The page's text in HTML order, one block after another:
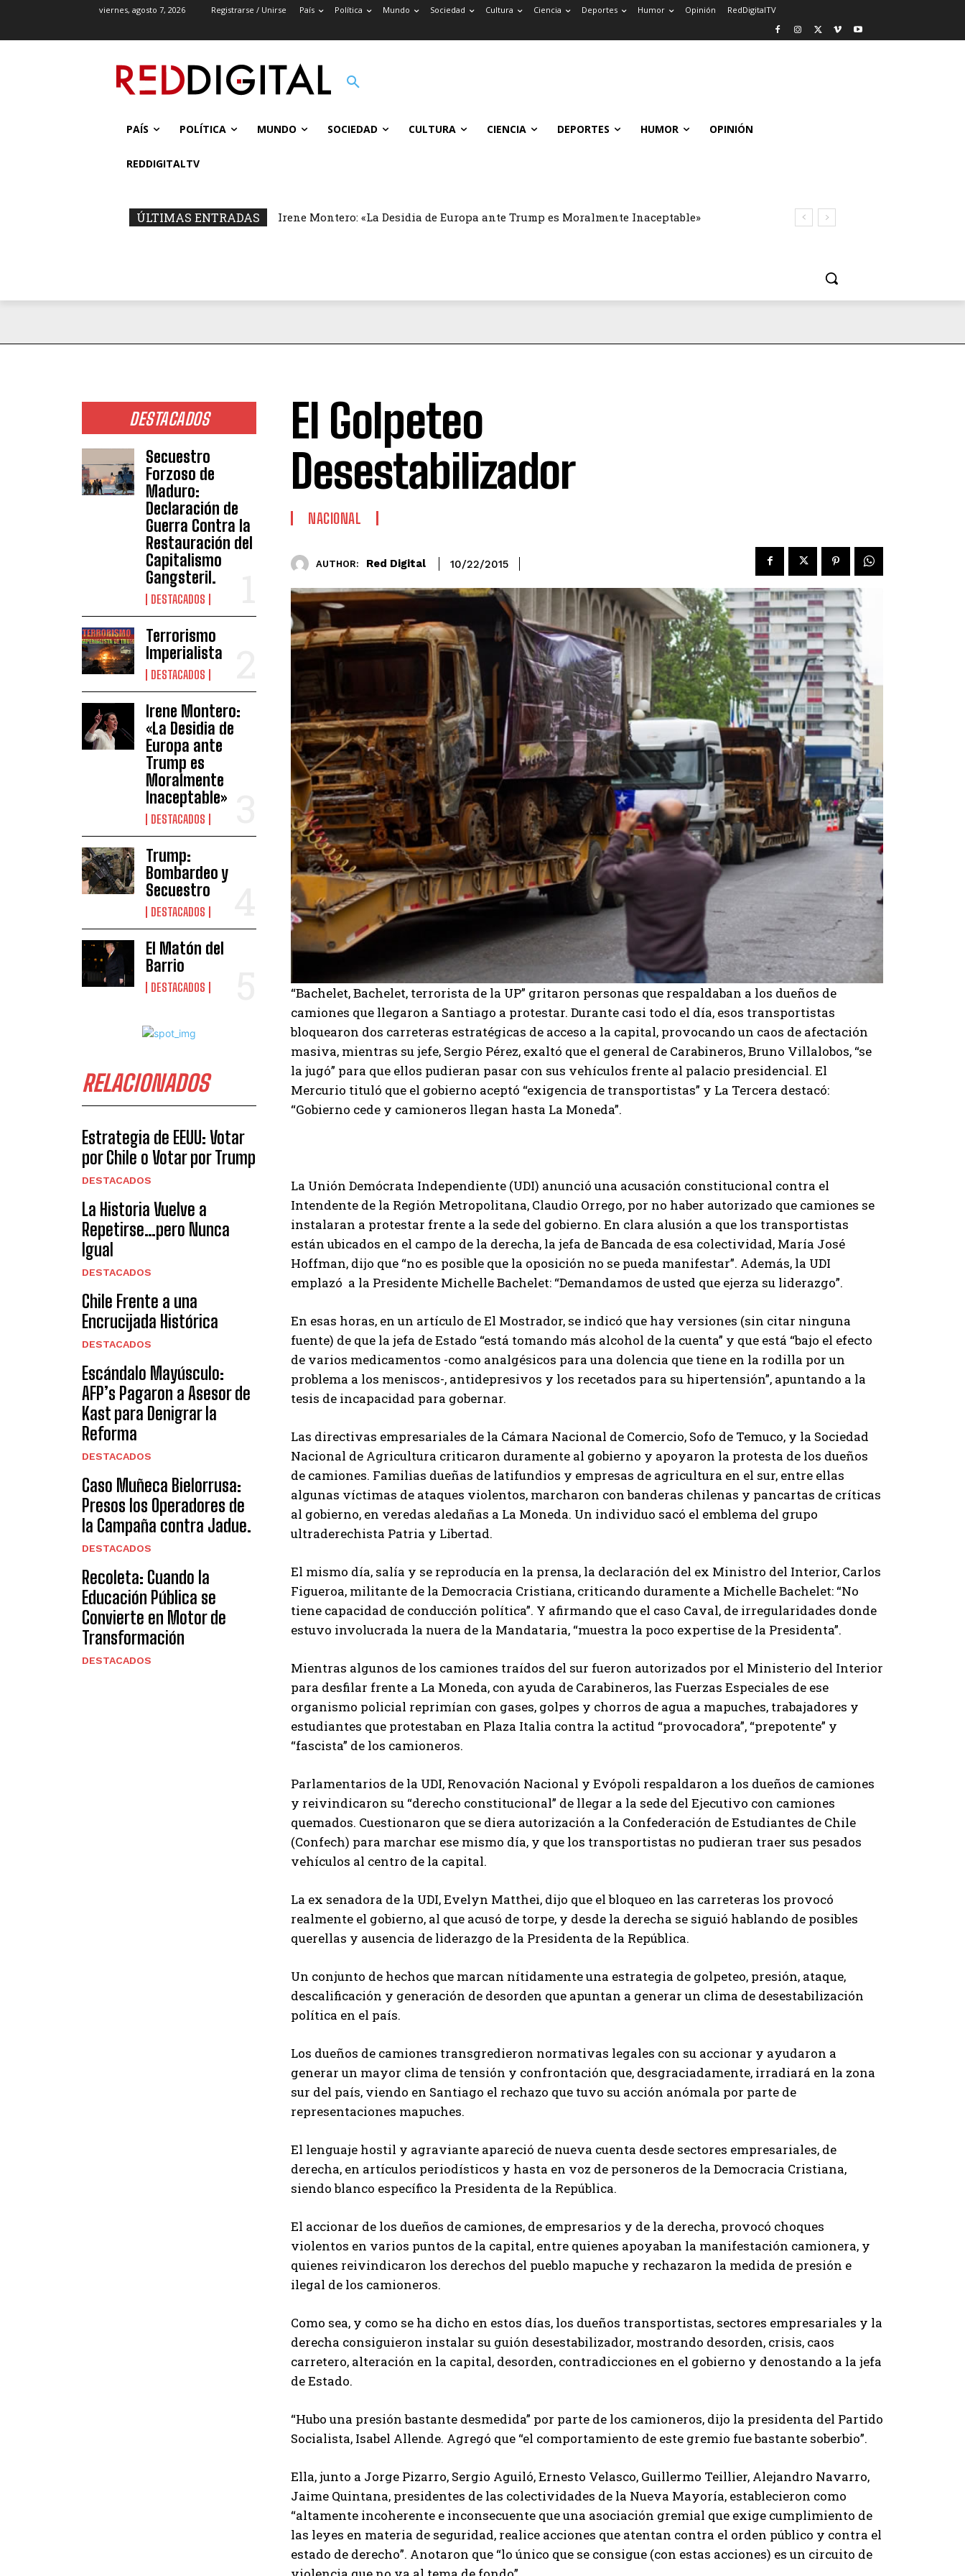
viernes, agosto 7, 2026 Registrarse / Unirse País Política Mundo Sociedad Cultura Ciencia Deportes Humor Opinión RedDigitalTV
PAÍS POLÍTICA MUNDO SOCIEDAD CULTURA CIENCIA DEPORTES HUMOR OPINIÓN
REDDIGITALTV
ÚLTIMAS ENTRADAS Irene Montero: «La Desidia de Europa ante Trump es Moralmente Inaceptable»
DESTACADOS
Secuestro
Forzoso de
Maduro:
Declaración de
Guerra Contra la
Restauración del
Capitalismo
Gangsteril.
DESTACADOS
Terrorismo
Imperialista
DESTACADOS
Irene Montero:
«La Desidia de
Europa ante
Trump es
Moralmente
Inaceptable»
DESTACADOS
Trump:
Bombardeo y
Secuestro
DESTACADOS
El Matón del
Barrio
DESTACADOS
RELACIONADOS
Estrategia de EEUU: Votar
por Chile o Votar por Trump
DESTACADOS
La Historia Vuelve a
Repetirse…pero Nunca
Igual
DESTACADOS
Chile Frente a una
Encrucijada Histórica
DESTACADOS
Escándalo Mayúsculo:
AFP’s Pagaron a Asesor de
Kast para Denigrar la
Reforma
DESTACADOS
Caso Muñeca Bielorrusa:
Presos los Operadores de
la Campaña contra Jadue.
DESTACADOS
Recoleta: Cuando la
Educación Pública se
Convierte en Motor de
Transformación
DESTACADOS
El Golpeteo
Desestabilizador
NACIONAL
AUTHOR: Red Digital 10/22/2015
“Bachelet, Bachelet, terrorista de la UP” gritaron personas que respaldaban a los dueños de
camiones que llegaron a Santiago a protestar. Durante casi todo el día, esos transportistas
bloquearon dos carreteras estratégicas de acceso a la capital, provocando un caos de afectación
masiva, mientras su jefe, Sergio Pérez, exaltó que el general de Carabineros, Bruno Villalobos, “se
la jugó” para que ellos pudieran pasar con sus vehículos frente al palacio presidencial. El
Mercurio tituló que el gobierno aceptó “exigencia de transportistas” y La Tercera destacó:
“Gobierno cede y camioneros llegan hasta La Moneda”.
La Unión Demócrata Independiente (UDI) anunció una acusación constitucional contra el
Intendente de la Región Metropolitana, Claudio Orrego, por no haber autorizado que camiones se
instalaran a protestar frente a la sede del gobierno. En clara alusión a que los transportistas
están ubicados en el campo de la derecha, la jefa de Bancada de esa colectividad, María José
Hoffman, dijo que “no es posible que la oposición no se pueda manifestar”. Además, la UDI
emplazó a la Presidente Michelle Bachelet: “Demandamos de usted que ejerza su liderazgo”.
En esas horas, en un artículo de El Mostrador, se indicó que hay versiones (sin citar ninguna
fuente) de que la jefa de Estado “está tomando más alcohol de la cuenta” y que está “bajo el efecto
de varios medicamentos -como analgésicos para una dolencia que tiene en la rodilla por un
problema a los meniscos-, antidepresivos y los recetados para su hipertensión”, apuntando a la
tesis de incapacidad para gobernar.
Las directivas empresariales de la Cámara Nacional de Comercio, Sofo de Temuco, y la Sociedad
Nacional de Agricultura criticaron duramente al gobierno y apoyaron la protesta de los dueños
de camiones. Familias dueñas de latifundios y empresas de agricultura en el sur, entre ellas
algunas víctimas de ataques violentos, marcharon con banderas chilenas y pancartas de críticas
al gobierno, en veredas aledañas a La Moneda. Un individuo sacó el emblema del grupo
ultraderechista Patria y Libertad.
El mismo día, salía y se reproducía en la prensa, la declaración del ex Ministro del Interior, Carlos
Figueroa, militante de la Democracia Cristiana, criticando duramente a Michelle Bachelet: “No
tiene capacidad de conducción política”. Y afirmando que el caso Caval, de irregularidades donde
estuvo involucrada la nuera de la Mandataria, “muestra la poco expertise de la Presidenta”.
Mientras algunos de los camiones traídos del sur fueron autorizados por el Ministerio del Interior
para desfilar frente a La Moneda, con ayuda de Carabineros, las Fuerzas Especiales de ese
organismo policial reprimían con gases, golpes y chorros de agua a mapuches, trabajadores y
estudiantes que protestaban en Plaza Italia contra la actitud “provocadora”, “prepotente” y
“fascista” de los camioneros.
Parlamentarios de la UDI, Renovación Nacional y Evópoli respaldaron a los dueños de camiones
y reivindicaron su “derecho constitucional” de llegar a la sede del Ejecutivo con camiones
quemados. Cuestionaron que se diera autorización a la Confederación de Estudiantes de Chile
(Confech) para marchar ese mismo día, y que los transportistas no pudieran traer sus pesados
vehículos al centro de la capital.
La ex senadora de la UDI, Evelyn Matthei, dijo que el bloqueo en las carreteras los provocó
realmente el gobierno, al que acusó de torpe, y desde la derecha se siguió hablando de posibles
querellas y ausencia de liderazgo de la Presidenta de la República.
Un conjunto de hechos que marcan nítidamente una estrategia de golpeteo, presión, ataque,
descalificación y generación de desorden que apuntan a generar un clima de desestabilización
política en el país.
Los dueños de camiones transgredieron normativas legales con su accionar y ayudaron a
generar un mayor clima de tensión y confrontación que, desgraciadamente, irradiará en la zona
sur del país, viendo en Santiago el rechazo que tuvo su acción anómala por parte de
representaciones mapuches.
El lenguaje hostil y agraviante apareció de nueva cuenta desde sectores empresariales, de
derecha, en artículos periodísticos y hasta en voz de personeros de la Democracia Cristiana,
siendo blanco específico la Presidenta de la República.
El accionar de los dueños de camiones, de empresarios y de la derecha, provocó choques
violentos en varios puntos de la capital, entre quienes apoyaban la manifestación camionera, y
quienes reivindicaron los derechos del pueblo mapuche y rechazaron la medida de presión e
ilegal de los camioneros.
Como sea, y como se ha dicho en estos días, los dueños transportistas, sectores empresariales y la
derecha consiguieron instalar su guión desestabilizador, mostrando desorden, crisis, caos
carretero, alteración en la capital, desorden, contradicciones en el gobierno y denostando a la jefa
de Estado.
“Hubo una presión bastante desmedida” por parte de los camioneros, dijo la presidenta del Partido
Socialista, Isabel Allende. Agregó que “el comportamiento de este gremio fue bastante soberbio”.
Ella, junto a Jorge Pizarro, Sergio Aguiló, Ernesto Velasco, Guillermo Teillier, Alejandro Navarro,
Jaime Quintana, presidentes de las colectividades de la Nueva Mayoría, establecieron como
“altamente incoherente e inconsecuente que una asociación gremial que exige cumplimiento de
las leyes en materia de seguridad, realice acciones que atentan contra el orden público y contra el
estado de derecho”. Anotaron que “lo único que se consigue (con estas acciones) es un circuito de